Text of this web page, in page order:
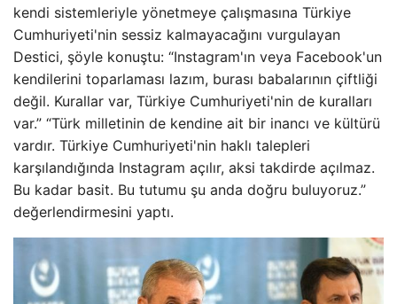
kendi sistemleriyle yönetmeye çalışmasına Türkiye
Cumhuriyeti'nin sessiz kalmayacağını vurgulayan
Destici, şöyle konuştu: “Instagram'ın veya Facebook'un
kendilerini toparlaması lazım, burası babalarının çiftliği
değil. Kurallar var, Türkiye Cumhuriyeti'nin de kuralları
var.” “Türk milletinin de kendine ait bir inancı ve kültürü
vardır. Türkiye Cumhuriyeti'nin haklı talepleri
karşılandığında Instagram açılır, aksi takdirde açılmaz.
Bu kadar basit. Bu tutumu şu anda doğru buluyoruz.”
değerlendirmesini yaptı.